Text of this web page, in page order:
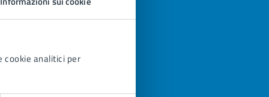
cookie analitici per